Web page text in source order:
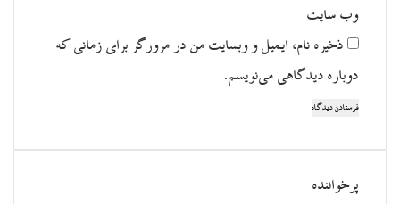
وب‌ سایت
ذخیره نام، ایمیل و وبسایت من در مرورگر برای زمانی که
دوباره دیدگاهی می‌نویسم.
پرخواننده